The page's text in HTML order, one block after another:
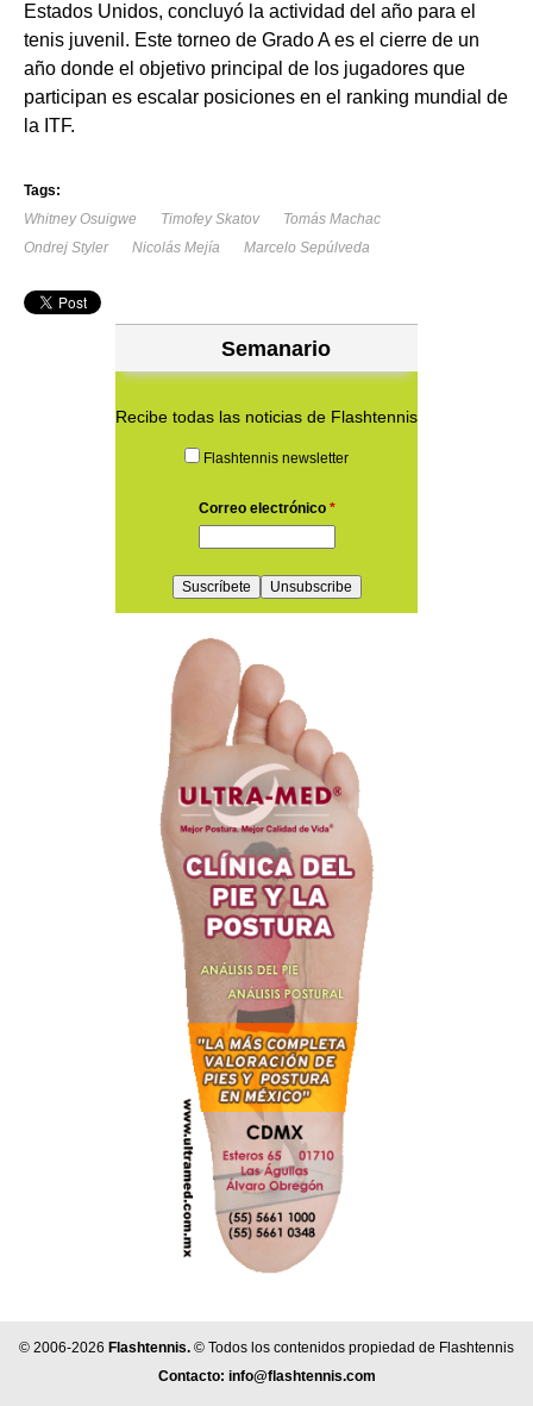
Estados Unidos, concluyó la actividad del año para el
tenis juvenil. Este torneo de Grado A es el cierre de un
año donde el objetivo principal de los jugadores que
participan es escalar posiciones en el ranking mundial de
la ITF.
Tags:
Whitney Osuigwe
Timofey Skatov
Tomás Machac
Ondrej Styler
Nicolás Mejía Marcelo Sepúlveda
Semanario
Recibe todas las noticias de Flashtennis
Flashtennis newsletter
Correo electrónico *
© 2006-2026 Flashtennis. © Todos los contenidos propiedad de Flashtennis
Contacto: info@flashtennis.com